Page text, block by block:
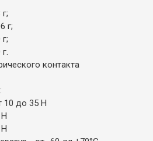
г;
контакта
10 до 35 Н